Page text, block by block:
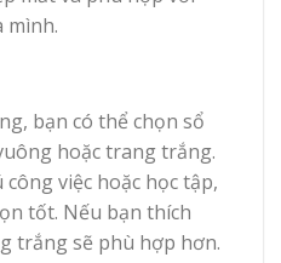
mình.
bạn có thể chọn sổ
hoặc trang trắng.
việc hoặc học tập,
tốt. Nếu bạn thích
trắng sẽ phù hợp hơn.